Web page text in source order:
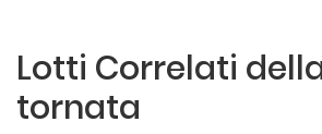
Lotti Correlati
tornata